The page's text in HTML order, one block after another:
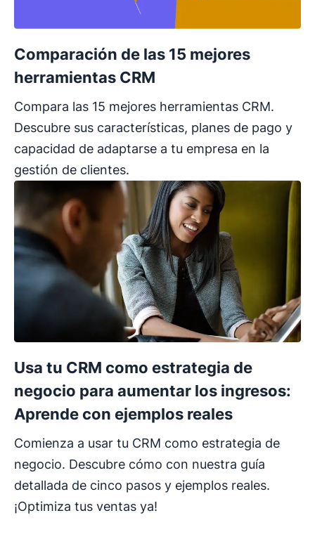
Comparación de las 15 mejores
herramientas CRM
Compara las 15 mejores herramientas CRM.
Descubre sus características, planes de pago y
capacidad de adaptarse a tu empresa en la
gestión de clientes.
Usa tu CRM como estrategia de
negocio para aumentar los ingresos:
Aprende con ejemplos reales
Comienza a usar tu CRM como estrategia de
negocio. Descubre cómo con nuestra guía
detallada de cinco pasos y ejemplos reales.
¡Optimiza tus ventas ya!